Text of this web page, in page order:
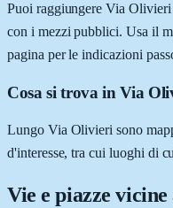
Puoi raggiungere Via
con i mezzi pubblici. Usa il
pagina per le indicazioni
Cosa si trova in Via
Lungo Via Olivieri sono
d'interesse, tra cui luoghi di
Vie e piazze vicine